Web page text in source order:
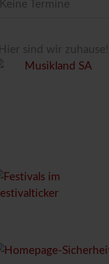
Keine Termine
Hier sind wir zuhause!